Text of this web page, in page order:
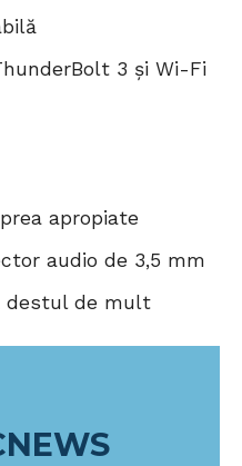
3 și Wi-Fi
apropiate
audio de 3,5 mm
destul de mult